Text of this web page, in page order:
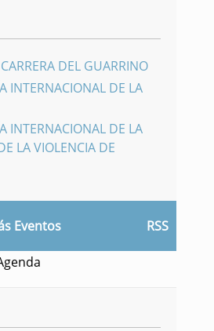
DEL GUARRINO
INTERNACIONAL DE LA
INTERNACIONAL DE LA
LA VIOLENCIA DE
Eventos RSS